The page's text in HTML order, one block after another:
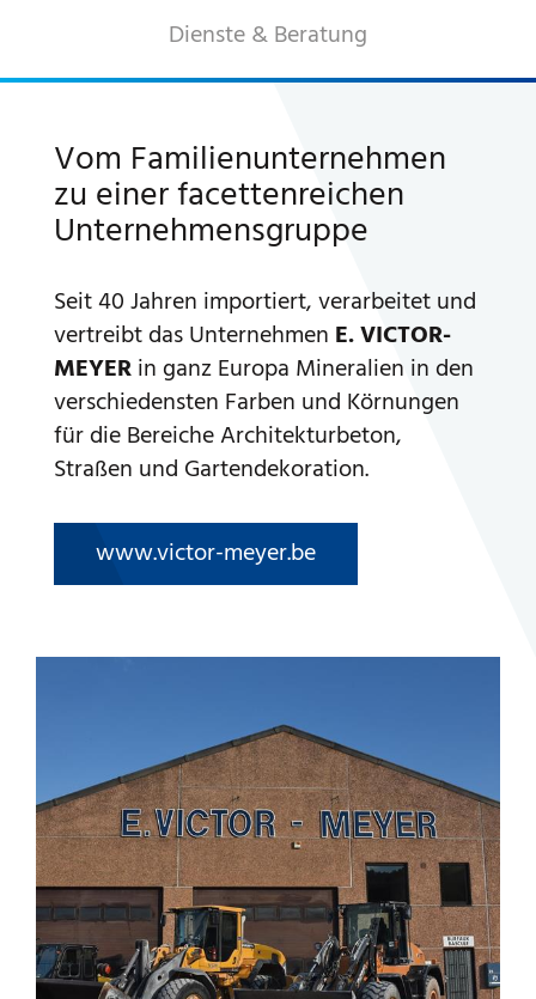
A WORLD OF STONE®
RONDOSTONE®
STONE-CUBE®
PRODUKTKATALOG
Dienste & Beratung
Vom Familienunternehmen
zu einer facettenreichen
Unternehmensgruppe
Seit 40 Jahren importiert, verarbeitet und
vertreibt das Unternehmen E. VICTOR-
MEYERin ganz Europa Mineralien in den
verschiedensten Farben und Körnungen
für die Bereiche Architekturbeton,
Straßen und Gartendekoration.
www.victor-meyer.be